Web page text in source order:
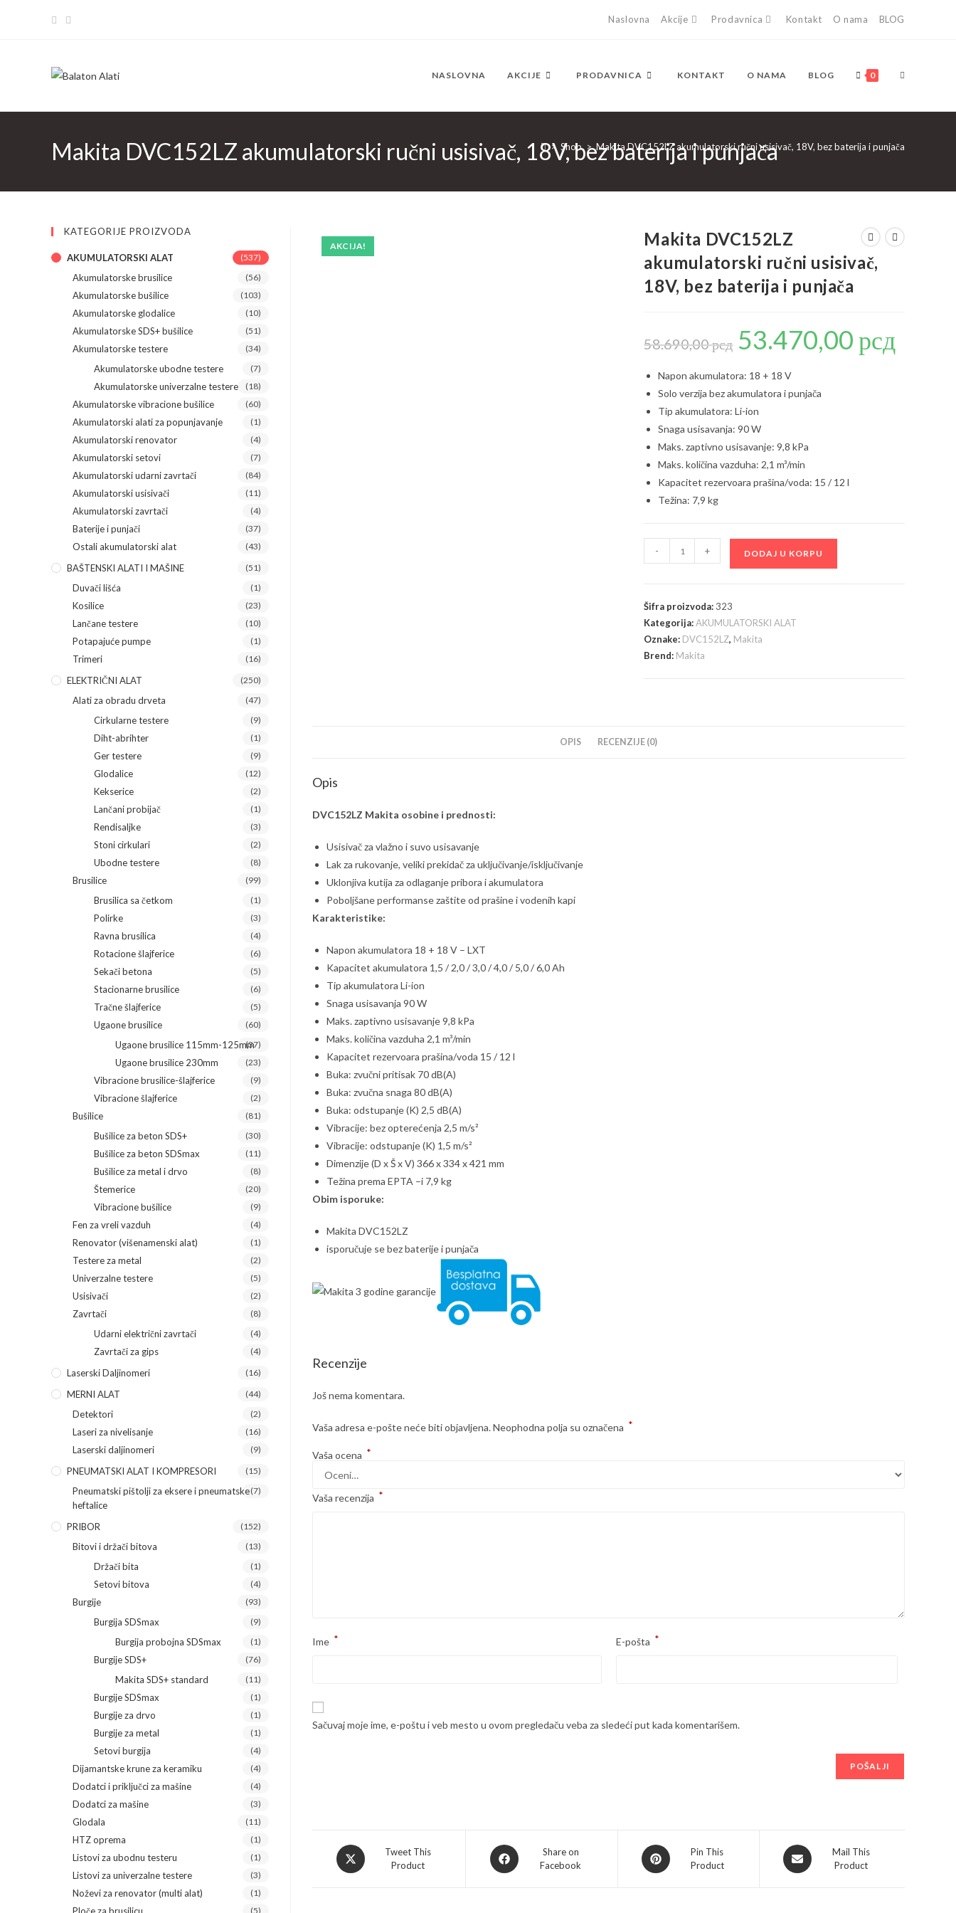
Naslovna Akcije Prodavnica Kontakt O nama BLOG
NASLOVNA AKCIJE PRODAVNICA KONTAKT O NAMA BLOG 0 TOGGLE
WEBSITE
Makita DVC152LZ akumulatorski ručni usisivač, 18V, bez baterija i punjača
> Shop > Makita DVC152LZ akumulatorski ručni usisivač, 18V, bez baterija i punjača
AKCIJA!
Makita DVC152LZ
akumulatorski ručni usisivač,
18V, bez baterija i punjača
58.690,00рсд
Originalna
cena
je
58.690,00 рсд.
53.470,00рсдje:
Napon akumulatora: 18 + 18 V
Solo verzija bez akumulatora i punjača
Tip akumulatora: Li-ion
Snaga usisavanja: 90 W
Maks. zaptivno usisavanje: 9,8 kPa
Maks. količina vazduha: 2,1 m³/min
Kapacitet rezervoara prašina/voda: 15 / 12 l
Težina: 7,9 kg
DVC152LZ
ručni
usisivač,
18V,
bez
- + DODAJ U KORPU
Šifra proizvoda: 323
Kategorija:AKUMULATORSKI ALAT
Oznake: DVC152LZ, Makita
Brend: Makita
OPIS RECENZIJE (0)
Opis
DVC152LZ Makita osobine i prednosti:
Usisivač za vlažno i suvo usisavanje
Lak za rukovanje, veliki prekidač za uključivanje/isključivanje
Uklonjiva kutija za odlaganje pribora i akumulatora
Poboljšane performanse zaštite od prašine i vodenih kapi
Karakteristike:
Napon akumulatora 18 + 18 V – LXT
Kapacitet akumulatora 1,5 / 2,0 / 3,0 / 4,0 / 5,0 / 6,0 Ah
Tip akumulatora Li-ion
Snaga usisavanja 90 W
Maks. zaptivno usisavanje 9,8 kPa
Maks. količina vazduha 2,1 m³/min
Kapacitet rezervoara prašina/voda 15 / 12 l
Buka: zvučni pritisak 70 dB(A)
Buka: zvučna snaga 80 dB(A)
Buka: odstupanje (K) 2,5 dB(A)
Vibracije: bez opterećenja 2,5 m/s²
Vibracije: odstupanje (K) 1,5 m/s²
Dimenzije (D x Š x V) 366 x 334 x 421 mm
Težina prema EPTA –i 7,9 kg
Obim isporuke:
Makita DVC152LZ
isporučuje se bez baterije i punjača
Recenzije
Još nema komentara.
Vaša adresa e-pošte neće biti objavljena.Neophodna polja su označena *
Vaša ocena *
Vaša recenzija *
Ime * E-pošta *
Sačuvaj moje ime, e-poštu i veb mesto u ovom pregledaču veba za sledeći put kada komentarišem.
Opens
in
Tweet This
Product
Opens
in
Share on
Facebook
Opens
in
Pin This
Product
Opens
in
Mail This
Product
KATEGORIJE PROIZVODA
AKUMULATORSKI ALAT (537)
Akumulatorske brusilice (56)
Akumulatorske bušilice (103)
Akumulatorske glodalice (10)
Akumulatorske SDS+ bušilice (51)
Akumulatorske testere (34)
Akumulatorske ubodne testere (7)
Akumulatorske univerzalne testere (18)
Akumulatorske vibracione bušilice (60)
Akumulatorski alati za popunjavanje (1)
Akumulatorski renovator (4)
Akumulatorski setovi (7)
Akumulatorski udarni zavrtači (84)
Akumulatorski usisivači (11)
Akumulatorski zavrtači (4)
Baterije i punjači (37)
Ostali akumulatorski alat (43)
BAŠTENSKI ALATI I MAŠINE (51)
Duvači lišća (1)
Kosilice (23)
Lančane testere (10)
Potapajuće pumpe (1)
Trimeri (16)
ELEKTRIČNI ALAT (250)
Alati za obradu drveta (47)
Cirkularne testere (9)
Diht-abrihter (1)
Ger testere (9)
Glodalice (12)
Kekserice (2)
Lančani probijač (1)
Rendisaljke (3)
Stoni cirkulari (2)
Ubodne testere (8)
Brusilice (99)
Brusilica sa četkom (1)
Polirke (3)
Ravna brusilica (4)
Rotacione šlajferice (6)
Sekači betona (5)
Stacionarne brusilice (6)
Tračne šlajferice (5)
Ugaone brusilice (60)
Ugaone brusilice 115mm-125mm
(37)
Ugaone brusilice 230mm (23)
Vibracione brusilice-šlajferice (9)
Vibracione šlajferice (2)
Bušilice (81)
Bušilice za beton SDS+ (30)
Bušilice za beton SDSmax (11)
Bušilice za metal i drvo (8)
Štemerice (20)
Vibracione bušilice (9)
Fen za vreli vazduh (4)
Renovator (višenamenski alat) (1)
Testere za metal (2)
Univerzalne testere (5)
Usisivači (2)
Zavrtači (8)
Udarni električni zavrtači (4)
Zavrtači za gips (4)
Laserski Daljinomeri (16)
MERNI ALAT (44)
Detektori (2)
Laseri za nivelisanje (16)
Laserski daljinomeri (9)
PNEUMATSKI ALAT I KOMPRESORI (15)
Pneumatski pištolji za eksere i pneumatske
heftalice
(7)
PRIBOR (152)
Bitovi i držači bitova (13)
Držači bita (1)
Setovi bitova (4)
Burgije (93)
Burgija SDSmax (9)
Burgija probojna SDSmax (1)
Burgije SDS+ (76)
Makita SDS+ standard (11)
Burgije SDSmax (1)
Burgije za drvo (1)
Burgije za metal (1)
Setovi burgija (4)
Dijamantske krune za keramiku (4)
Dodatci i priključci za mašine (4)
Dodatci za mašine (3)
Glodala (11)
HTZ oprema (1)
Listovi za ubodnu testeru (1)
Listovi za univerzalne testere (3)
Noževi za renovator (multi alat) (1)
(5)